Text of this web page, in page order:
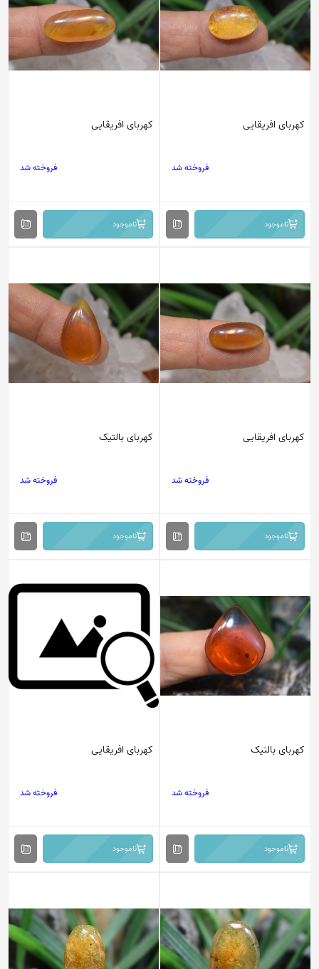
کهربای افریقایی
فروخته شد
ناموجود
کهربای افریقایی
فروخته شد
ناموجود
کهربای افریقایی
فروخته شد
ناموجود
کهربای بالتیک
فروخته شد
ناموجود
کهربای بالتیک
فروخته شد
ناموجود
کهربای افریقایی
فروخته شد
ناموجود